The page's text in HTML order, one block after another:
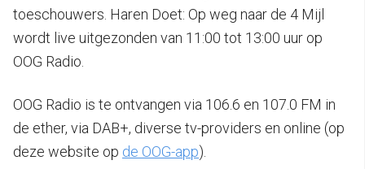
toeschouwers. Haren Doet: Op weg naar de 4 Mijl
wordt live uitgezonden van 11:00 tot 13:00 uur op
OOG Radio.
OOG Radio is te ontvangen via 106.6 en 107.0 FM in
de ether, via DAB+, diverse tv-providers en online (op
deze website op de OOG-app).